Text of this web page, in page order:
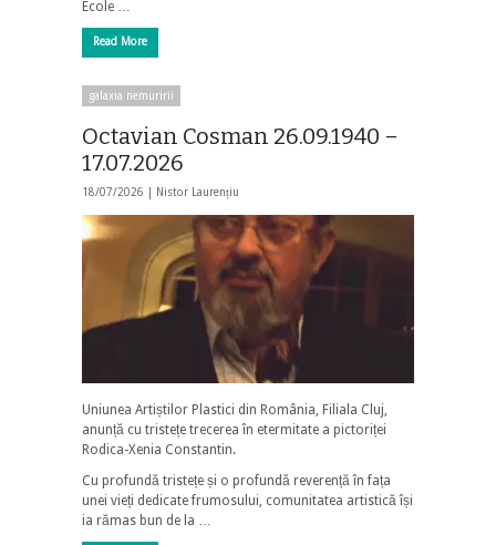
École …
Read More
galaxia nemuririi
Octavian Cosman 26.09.1940 –
17.07.2026
18/07/2026 | Nistor Laurențiu
Uniunea Artiștilor Plastici din România, Filiala Cluj,
anunță cu tristețe trecerea în etermitate a pictoriței
Rodica-Xenia Constantin.
Cu profundă tristețe și o profundă reverență în fața
unei vieți dedicate frumosului, comunitatea artistică își
ia rămas bun de la …